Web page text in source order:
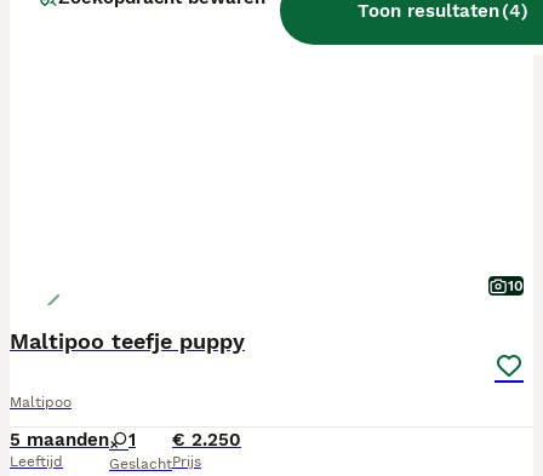
Toon resultaten(4)
10
Maltipoo teefje puppy
Maltipoo
5 maanden
Leeftijd
1
Geslacht
€ 2.250
Prijs